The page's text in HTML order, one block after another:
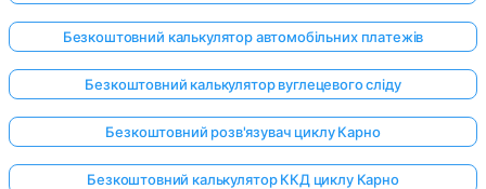
Безкоштовний калькулятор автомобільних платежів
Безкоштовний калькулятор вуглецевого сліду
Безкоштовний розв'язувач циклу Карно
Безкоштовний калькулятор ККД циклу Карно